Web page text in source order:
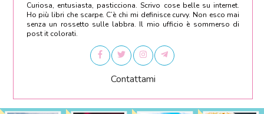
Curiosa, entusiasta, pasticciona. Scrivo cose belle su internet.
Ho più libri che scarpe. C’è chi mi definisce curvy. Non esco mai
senza un rossetto sulle labbra. Il mio ufficio è sommerso di
post it colorati.
Contattami